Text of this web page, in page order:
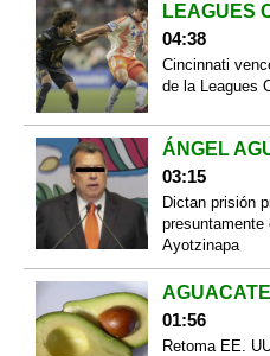
LEAGUES
04:38
Cincinnati
de la Leagues
ÁNGEL
03:15
Dictan prisión
presuntamente
Ayotzinapa
AGUACATE
01:56
Retoma EE.